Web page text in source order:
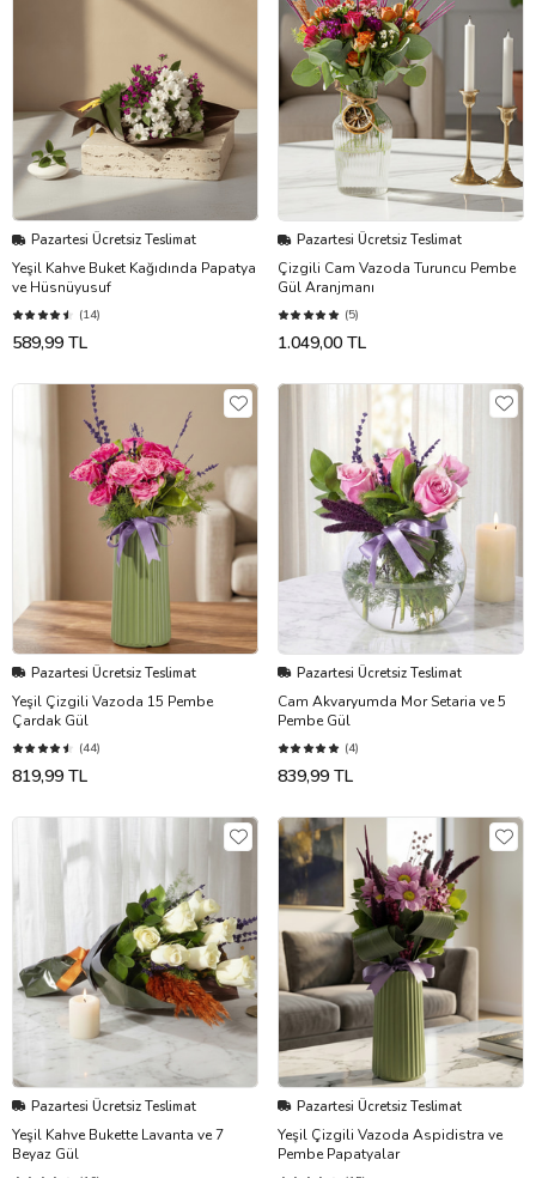
Pazartesi Ücretsiz Teslimat
Yeşil Kahve Buket Kağıdında Papatya
ve Hüsnüyusuf
(14)
589,99 TL
Pazartesi Ücretsiz Teslimat
Çizgili Cam Vazoda Turuncu Pembe
Gül Aranjmanı
(5)
1.049,00 TL
Pazartesi Ücretsiz Teslimat
Yeşil Çizgili Vazoda 15 Pembe
Çardak Gül
(44)
819,99 TL
Pazartesi Ücretsiz Teslimat
Cam Akvaryumda Mor Setaria ve 5
Pembe Gül
(4)
839,99 TL
Pazartesi Ücretsiz Teslimat
Yeşil Kahve Bukette Lavanta ve 7
Beyaz Gül
Pazartesi Ücretsiz Teslimat
Yeşil Çizgili Vazoda Aspidistra ve
Pembe Papatyalar